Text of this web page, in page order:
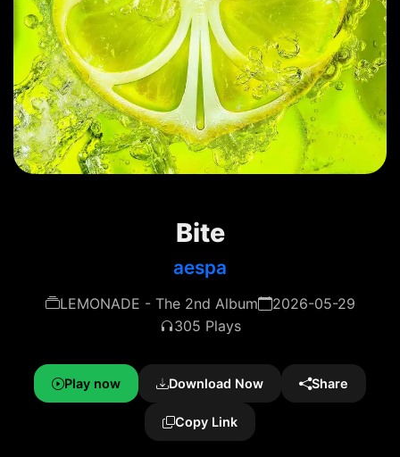
Bite
aespa
LEMONADE - The 2nd Album
2026-05-29
305 Plays
Play now Download Now Share
Copy Link